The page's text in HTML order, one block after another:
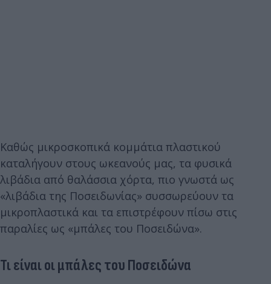
Καθώς μικροσκοπικά κομμάτια πλαστικού
καταλήγουν στους ωκεανούς μας, τα φυσικά
λιβάδια από θαλάσσια χόρτα, πιο γνωστά ως
«λιβάδια της Ποσειδωνίας» συσσωρεύουν τα
μικροπλαστικά και τα επιστρέφουν πίσω στις
παραλίες ως «μπάλες του Ποσειδώνα».
Τι είναι οι μπάλες του Ποσειδώνα